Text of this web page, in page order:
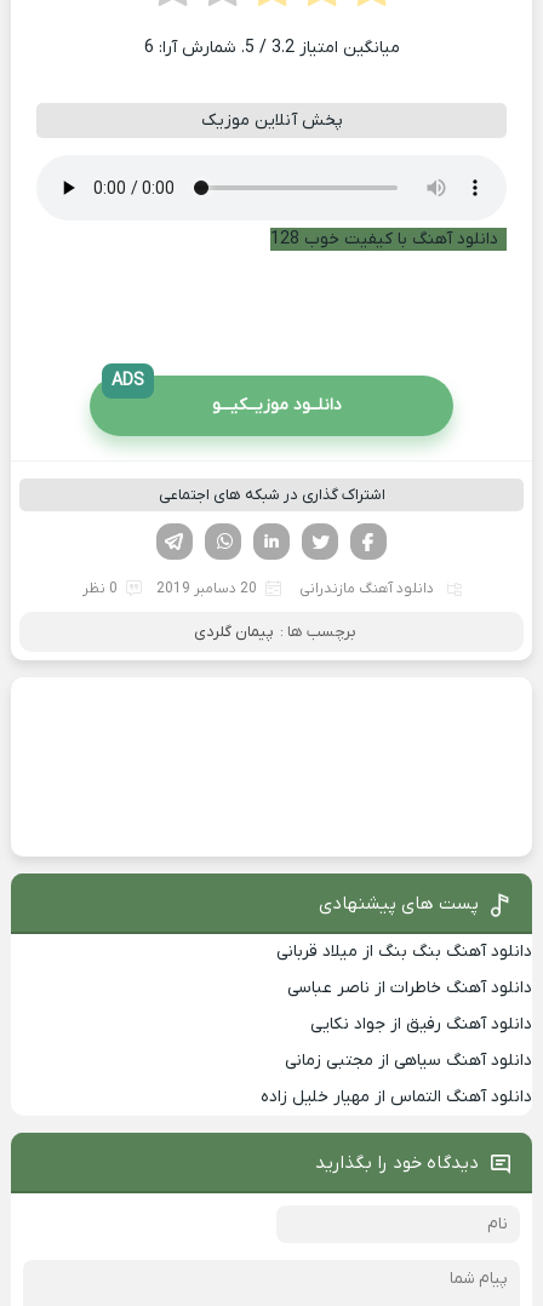
میانگین امتیاز3.2 / 5. شمارش آرا: 6
پخش آنلاین موزیک
دانلود آهنگ با کیفیت خوب 128
دانلــود موزیــکیـــو
ADS
اشتراک گذاری در شبکه های اجتماعی
لینکدین تویتر
فیسوک
دانلود آهنگ مازندرانی 20 دسامبر 2019 0 نظر
برچسب ها : پیمان گلردی
پست های پیشنهادی
دانلود آهنگ بنگ بنگ از میلاد قربانی
دانلود آهنگ خاطرات از ناصر عباسی
دانلود آهنگ رفیق از جواد نکایی
دانلود آهنگ سیاهی از مجتبی زمانی
دانلود آهنگ التماس از مهیار خلیل زاده
دیدگاه خود را بگذارید